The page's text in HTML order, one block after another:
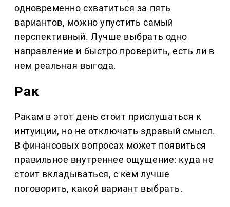
одновременно схватиться за пять
вариантов, можно упустить самый
перспективный. Лучше выбрать одно
направление и быстро проверить, есть ли в
нем реальная выгода.
Рак
Ракам в этот день стоит прислушаться к
интуиции, но не отключать здравый смысл.
В финансовых вопросах может появиться
правильное внутреннее ощущение: куда не
стоит вкладываться, с кем лучше
поговорить, какой вариант выбрать.